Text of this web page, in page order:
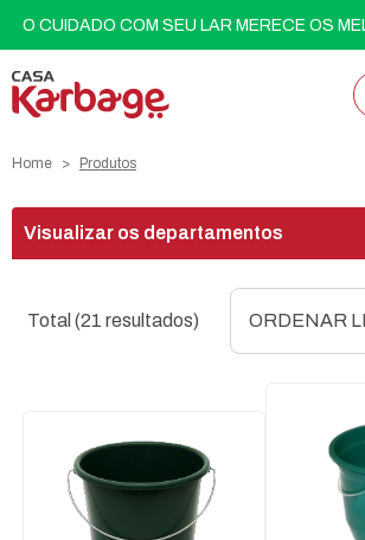
O CUIDADO COM SEU LAR MERECE OS
Home Produtos
Visualizar os departamentos
Total (21 resultados) ORDENAR